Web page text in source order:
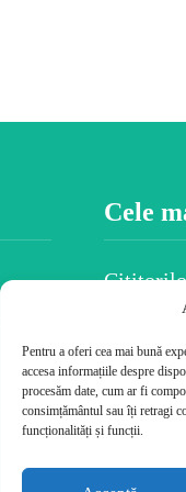
Pentru a oferi cea mai bună
accesa informațiile despre
procesăm date, cum ar fi
consimțământul sau îți retragi
funcționalități și funcții.
Cele
și
Spiritul
noi
Uiti
întâlnit?